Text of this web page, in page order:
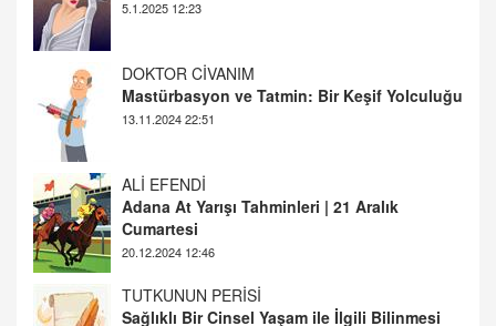
Mastürbasyon ve Tatmin: Bir Keşif Yolculuğu
ALİ EFENDİ
Adana At Yarışı Tahminleri | 21 Aralık
TUTKUNUN PERİSİ
Sağlıklı Bir Cinsel Yaşam ile İlgili Bilinmesi
Gerekenler
FARUK ÖNALAN